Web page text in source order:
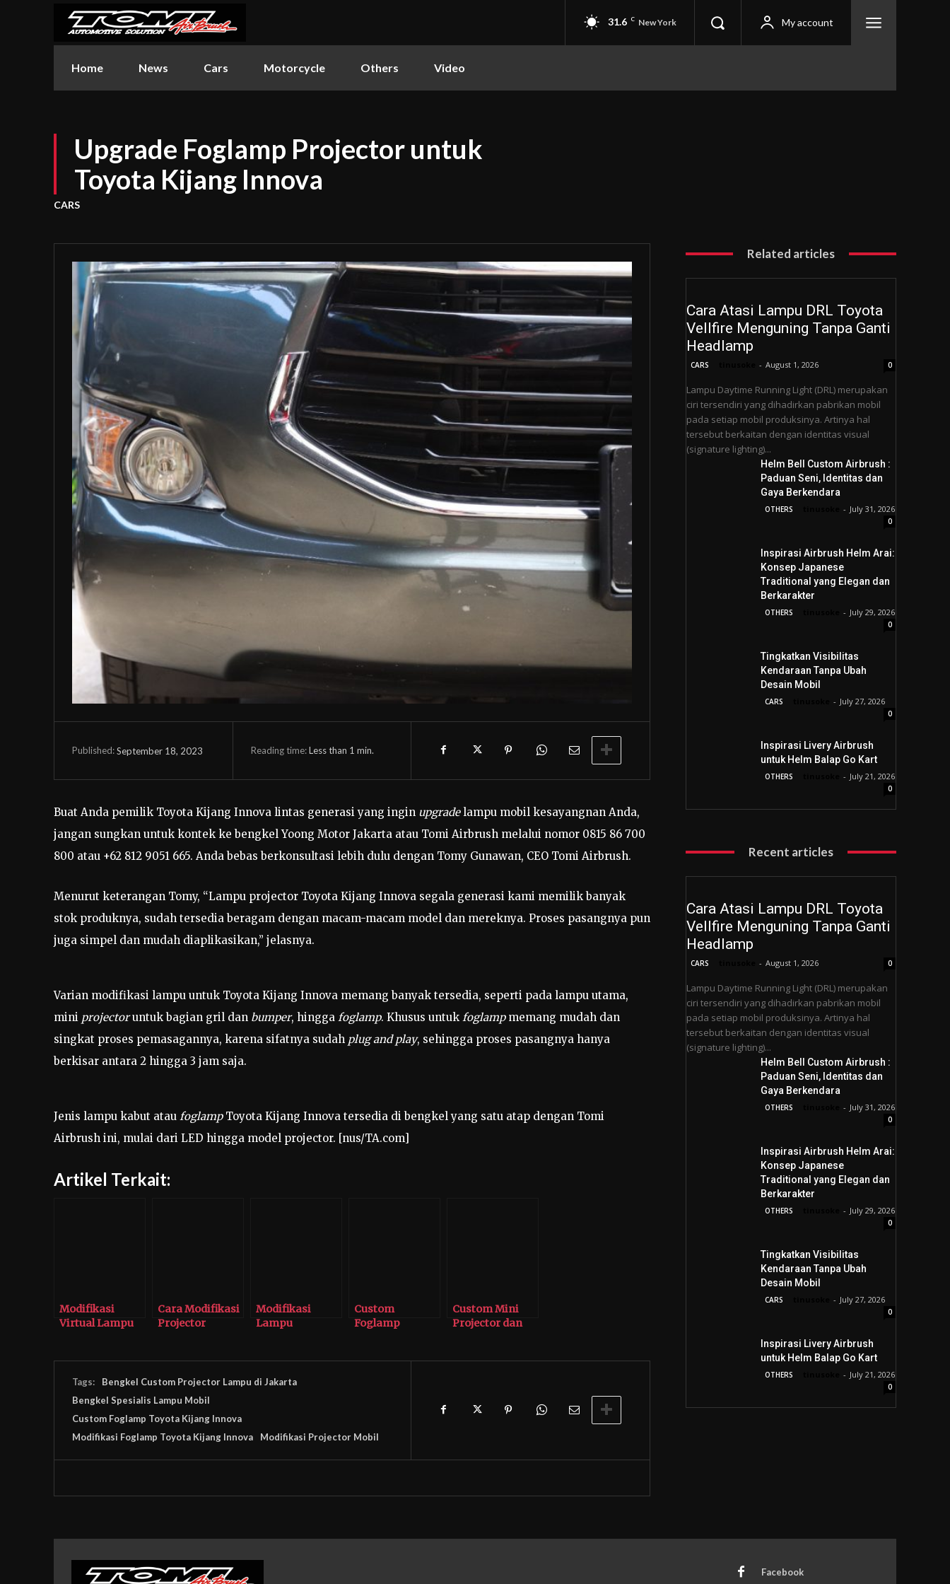
31.6 C New York My account
Home News Cars Motorcycle Others Video
Upgrade Foglamp Projector untuk
Toyota Kijang Innova
CARS
Published:September 18, 2023 Reading time:Less than 1 min.
Buat Anda pemilik Toyota Kijang Innova lintas generasi yang ingin upgradelampu mobil kesayangnan Anda,
jangan sungkan untuk kontek ke bengkel Yoong Motor Jakarta atau Tomi Airbrush melalui nomor 0815 86 700
800 atau +62 812 9051 665. Anda bebas berkonsultasi lebih dulu dengan Tomy Gunawan, CEO Tomi Airbrush.
Menurut keterangan Tomy, “Lampu projector Toyota Kijang Innova segala generasi kami memilik banyak
stok produknya, sudah tersedia beragam dengan macam-macam model dan mereknya. Proses pasangnya pun
juga simpel dan mudah diaplikasikan,” jelasnya.
Varian modifikasi lampu untuk Toyota Kijang Innova memang banyak tersedia, seperti pada lampu utama,
mini projectoruntuk bagian gril dan bumper, hingga foglamp. Khusus untuk foglampmemang mudah dan
singkat proses pemasagannya, karena sifatnya sudah plug and play, sehingga proses pasangnya hanya
berkisar antara 2 hingga 3 jam saja.
Jenis lampu kabut atau foglampToyota Kijang Innova tersedia di bengkel yang satu atap dengan Tomi
Airbrush ini, mulai dari LED hingga model projector. [nus/TA.com]
Artikel Terkait:
Modifikasi
Virtual Lampu
Cara Modifikasi
Projector
Zenix
Modifikasi
Lampu
Custom
Foglamp
Innova Zenix
Custom Mini
Projector dan
Tags:
Bengkel Custom Projector Lampu di Jakarta
Bengkel Spesialis Lampu Mobil
Custom Foglamp Toyota Kijang Innova
Modifikasi Foglamp Toyota Kijang Innova
Modifikasi Projector Mobil
Related articles
Cara Atasi Lampu DRL Toyota
Vellfire Menguning Tanpa Ganti
Headlamp
CARS - August 1, 2026 0
Lampu Daytime Running Light (DRL) merupakan
ciri tersendiri yang dihadirkan pabrikan mobil
pada setiap mobil produksinya. Artinya hal
tersebut berkaitan dengan identitas visual
(signature lighting)...
Helm Bell Custom Airbrush :
Paduan Seni, Identitas dan
Gaya Berkendara
OTHERS - July 31, 2026
0
Inspirasi Airbrush Helm Arai:
Konsep Japanese
Traditional yang Elegan dan
Berkarakter
OTHERS - July 29, 2026
0
Tingkatkan Visibilitas
Kendaraan Tanpa Ubah
Desain Mobil
CARS - July 27, 2026
0
Inspirasi Livery Airbrush
untuk Helm Balap Go Kart
OTHERS - July 21, 2026
0
Recent articles
Cara Atasi Lampu DRL Toyota
Vellfire Menguning Tanpa Ganti
Headlamp
CARS - August 1, 2026 0
Lampu Daytime Running Light (DRL) merupakan
ciri tersendiri yang dihadirkan pabrikan mobil
pada setiap mobil produksinya. Artinya hal
tersebut berkaitan dengan identitas visual
(signature lighting)...
Helm Bell Custom Airbrush :
Paduan Seni, Identitas dan
Gaya Berkendara
OTHERS - July 31, 2026
0
Inspirasi Airbrush Helm Arai:
Konsep Japanese
Traditional yang Elegan dan
Berkarakter
OTHERS - July 29, 2026
0
Tingkatkan Visibilitas
Kendaraan Tanpa Ubah
Desain Mobil
CARS - July 27, 2026
0
Inspirasi Livery Airbrush
untuk Helm Balap Go Kart
OTHERS - July 21, 2026
0
Facebook